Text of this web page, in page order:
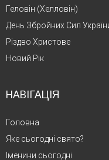
Геловін (Хелловін)
День Збройних Сил
Різдво Христове
Новий Рік
НАВІГАЦІЯ
Головна
Яке сьогодні свято?
Іменини сьогодні